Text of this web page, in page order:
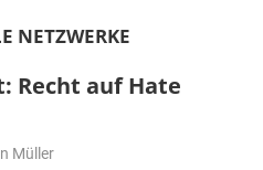
NETZWERKE
Recht auf Hate
Müller